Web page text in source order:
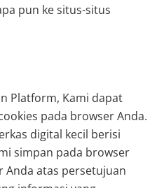
pun ke situs-situs
Platform, Kami dapat
pada browser Anda.
digital kecil berisi
simpan pada browser
atas persetujuan